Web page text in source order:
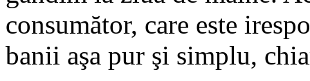
consumător, care este
banii aşa pur şi simplu,